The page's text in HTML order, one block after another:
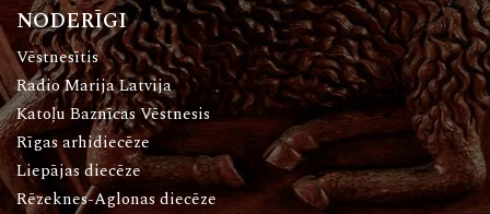
NODERĪGI
Vēstnesītis
Radio Marija Latvija
Katoļu Baznīcas Vēstnesis
Rīgas arhidiecēze
Liepājas diecēze
Rēzeknes-Aglonas diecēze